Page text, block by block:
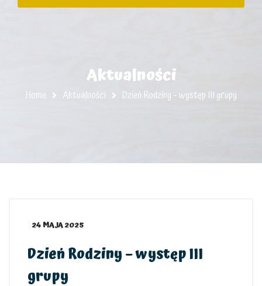
Aktualności
Home Aktualności Dzień Rodziny – występ III grupy
24 MAJA 2025
Dzień Rodziny – występ III
grupy